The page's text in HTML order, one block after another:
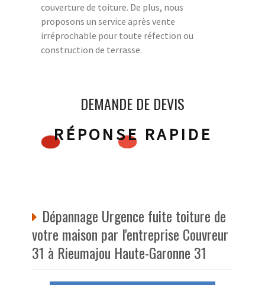
couverture de toiture. De plus, nous
proposons un service après vente
irréprochable pour toute réfection ou
construction de terrasse.
DEMANDE DE DEVIS
RÉPONSE RAPIDE
Dépannage Urgence fuite toiture de
votre maison par l'entreprise Couvreur
31 à Rieumajou Haute-Garonne 31